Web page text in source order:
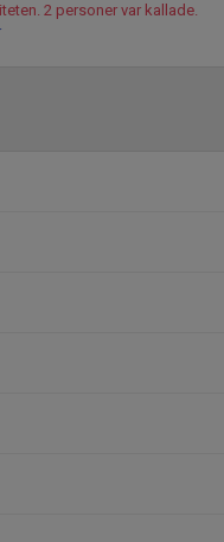
2 personer var kallade.